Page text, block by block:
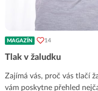
MAGAZÍN 14
Tlak v žaludku
Zajímá vás, proč vás tlačí
vám poskytne přehled